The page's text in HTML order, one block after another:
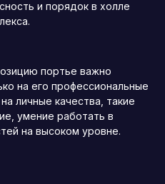
и порядок в холле
портье важно
на его профессиональные
личные качества, такие
умение работать в
на высоком уровне.